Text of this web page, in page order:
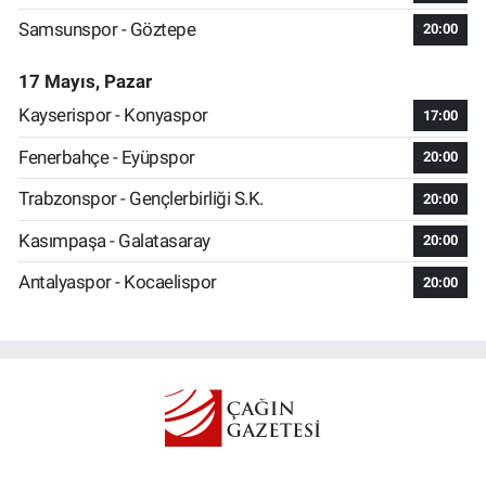
Samsunspor - Göztepe 20:00
17 Mayıs, Pazar
Kayserispor - Konyaspor
17:00
Fenerbahçe - Eyüpspor 20:00
Trabzonspor - Gençlerbirliği S.K. 20:00
Kasımpaşa - Galatasaray 20:00
Antalyaspor - Kocaelispor 20:00